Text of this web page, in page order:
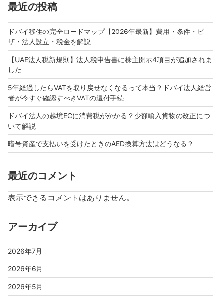
最近の投稿
ドバイ移住の完全ロードマップ【2026年最新】費用・条件・ビ
ザ・法人設立・税金を解説
【UAE法人税新規則】法人税申告書に株主開示4項目が追加されま
した
5年経過したらVATを取り戻せなくなるって本当？ドバイ法人経営
者が今すぐ確認すべきVATの還付手続
ドバイ法人の越境ECに消費税がかかる？少額輸入貨物の改正につ
いて解説
暗号資産で支払いを受けたときのAED換算方法はどうなる？
最近のコメント
表示できるコメントはありません。
アーカイブ
2026年7月
2026年6月
2026年5月